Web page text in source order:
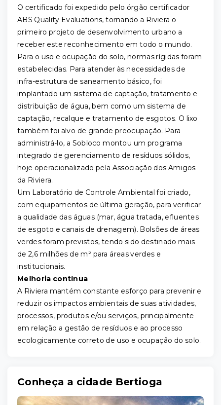
O certificado foi expedido pelo órgão certificador
ABS Quality Evaluations, tornando a Riviera o
primeiro projeto de desenvolvimento urbano a
receber este reconhecimento em todo o mundo.
Para o uso e ocupação do solo, normas rígidas foram
estabelecidas. Para atender às necessidades de
infra-estrutura de saneamento básico, foi
implantado um sistema de captação, tratamento e
distribuição de água, bem como um sistema de
captação, recalque e tratamento de esgotos. O lixo
também foi alvo de grande preocupação. Para
administrá-lo, a Sobloco montou um programa
integrado de gerenciamento de resíduos sólidos,
hoje operacionalizado pela Associação dos Amigos
da Riviera.
Um Laboratório de Controle Ambiental foi criado,
com equipamentos de última geração, para verificar
a qualidade das águas (mar, água tratada, efluentes
de esgoto e canais de drenagem). Bolsões de áreas
verdes foram previstos, tendo sido destinado mais
de 2,6 milhões de m² para áreas verdes e
institucionais.
Melhoria contínua
A Riviera mantém constante esforço para prevenir e
reduzir os impactos ambientais de suas atividades,
processos, produtos e/ou serviços, principalmente
em relação a gestão de resíduos e ao processo
ecologicamente correto de uso e ocupação do solo.
Conheça a cidade Bertioga